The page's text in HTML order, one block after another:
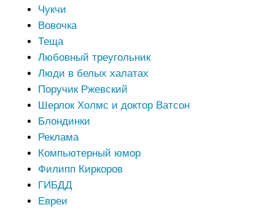
Чукчи
Вовочка
Теща
Любовный треугольник
Люди в белых халатах
Поручик Ржевский
Шерлок Холмс и доктор Ватсон
Блондинки
Реклама
Компьютерный юмор
Филипп Киркоров
ГИБДД
Евреи